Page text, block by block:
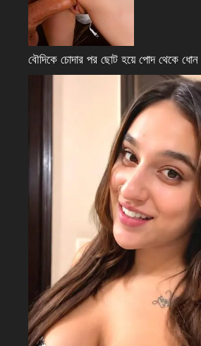
বৌদিকে চোদার পর ছোট হয়ে পোদ থেকে ধোন